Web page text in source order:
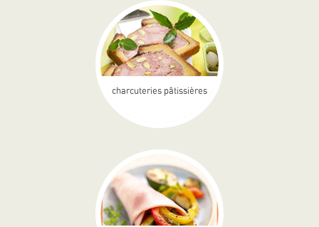
charcuteries pâtissières